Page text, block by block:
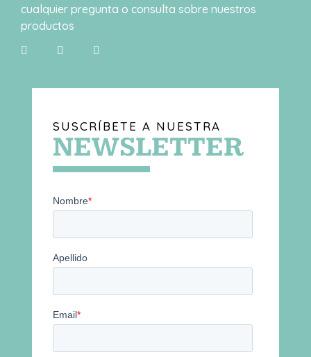
cualquier pregunta o consulta sobre nuestros
productos
SUSCRÍBETE A NUESTRA
NEWSLETTER